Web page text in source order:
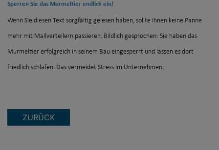
Sperren Sie das Murmeltier endlich ein!
Wenn Sie diesen Text sorgfältig gelesen haben, sollte Ihnen keine Panne
mehr mit Mailverteilern passieren. Bildlich gesprochen: Sie haben das
Murmeltier erfolgreich in seinem Bau eingesperrt und lassen es dort
friedlich schlafen. Das vermeidet Stress im Unternehmen.
ZURÜCK